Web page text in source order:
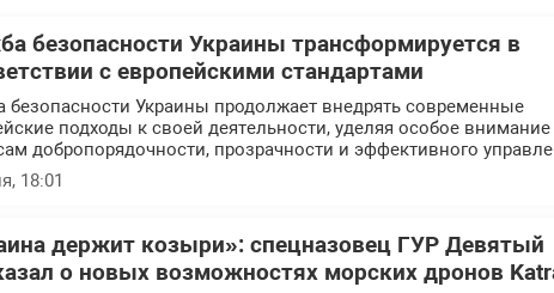
безопасности Украины трансформируется в
с европейскими стандартами
безопасности Украины продолжает внедрять современные
подходы к своей деятельности, уделяя особое внимание
добропорядочности, прозрачности и эффективного
18:01
держит козыри»: спецназовец ГУР Девятый
о новых возможностях морских дронов